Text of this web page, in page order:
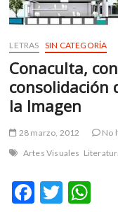
LETRAS SIN CATEGORÍA
Conaculta,
consolidación
la Imagen
28 marzo, 2012
No
Artes Visuales
F
T